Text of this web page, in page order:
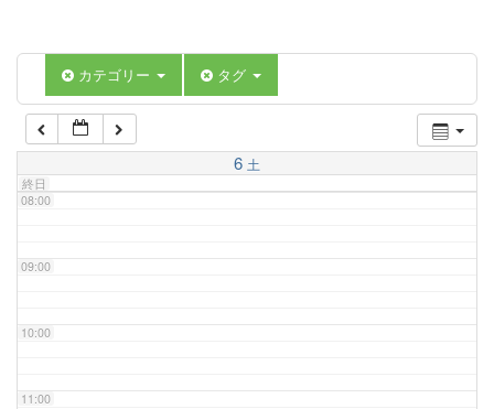
カテゴリー タグ
6 土
終日
07:00
08:00
09:00
10:00
11:00